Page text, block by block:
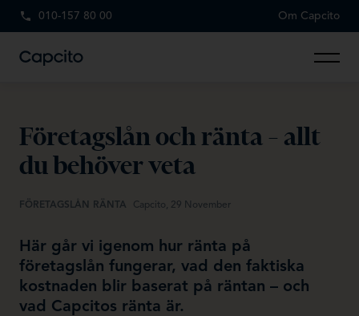
010-157 80 00 Om Capcito
Företagslån och ränta – allt
du behöver veta
FÖRETAGSLÅN RÄNTA Capcito, 29 November
Här går vi igenom hur ränta på
företagslån fungerar, vad den faktiska
kostnaden blir baserat på räntan – och
vad Capcitos ränta är.